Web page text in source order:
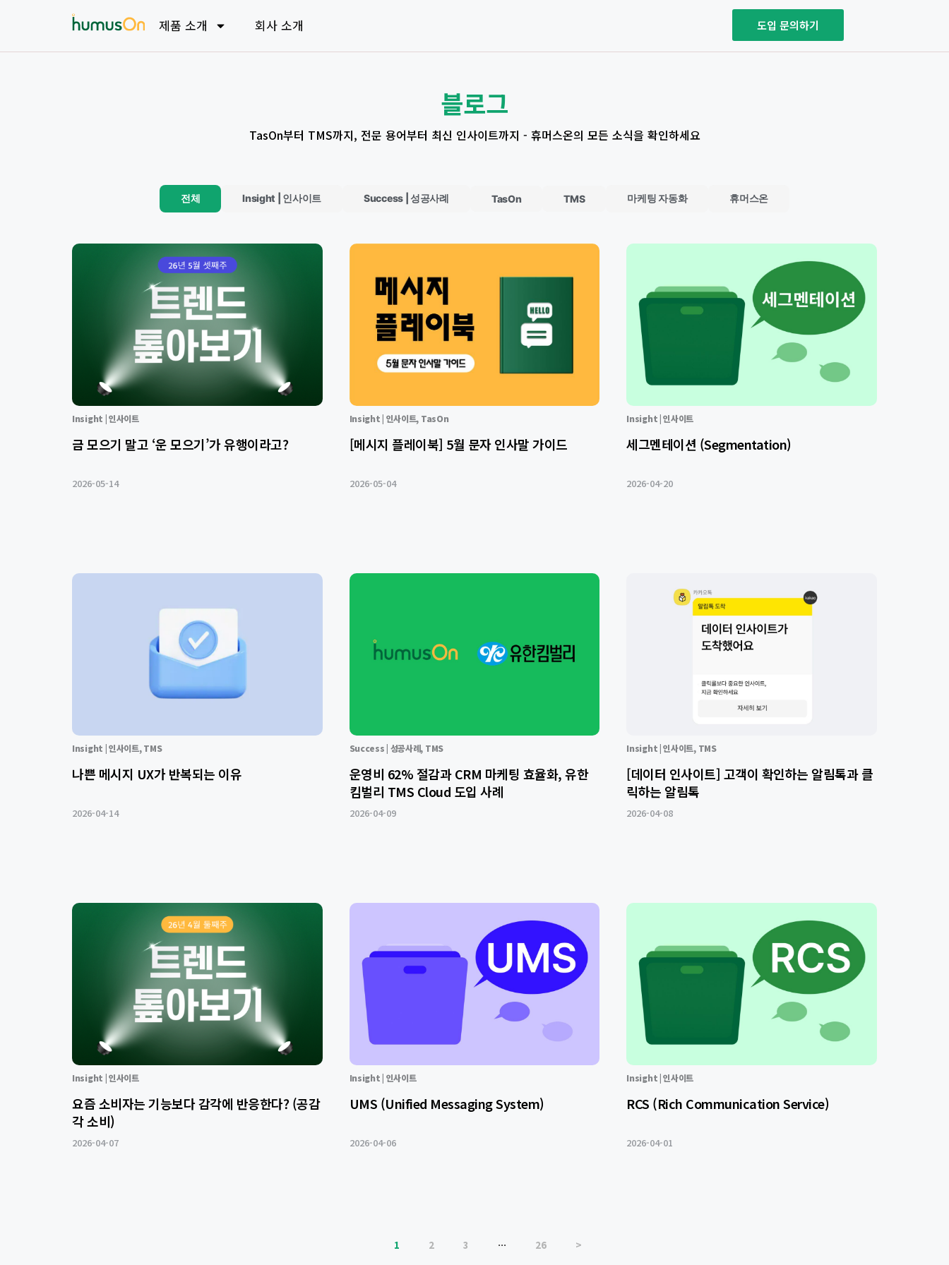
제품 소개 회사 소개 도입 문의하기
블로그
TasOn부터 TMS까지, 전문 용어부터 최신 인사이트까지 - 휴머스온의 모든 소식을 확인하세요
Insight | 인사이트 Success | 성공사례 TasOn TMS 마케팅 자동화 휴머스온
전체
Insight | 인사이트
금 모으기 말고 ‘운 모으기’가 유행이라고?
2026-05-14
Insight | 인사이트, TasOn
[메시지 플레이북] 5월 문자 인사말 가이드
2026-05-04
Insight | 인사이트
세그멘테이션 (Segmentation)
2026-04-20
Insight | 인사이트,TMS
나쁜 메시지 UX가 반복되는 이유
2026-04-14
Success | 성공사례, TMS
운영비 62% 절감과 CRM 마케팅 효율화, 유한
킴벌리 TMS Cloud 도입 사례
2026-04-09
Insight | 인사이트, TMS
[데이터 인사이트] 고객이 확인하는 알림톡과 클
릭하는 알림톡
2026-04-08
Insight | 인사이트
요즘 소비자는 기능보다 감각에 반응한다? (공감
각 소비)
2026-04-07
Insight | 인사이트
UMS (Unified Messaging System)
2026-04-06
Insight | 인사이트
RCS (Rich Communication Service)
2026-04-01
1 2 3 … 26 >